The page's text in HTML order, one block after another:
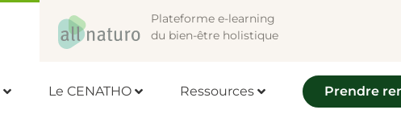
Plateforme e-learning
du bien-être holistique
Le CENATHO Ressources Prendre